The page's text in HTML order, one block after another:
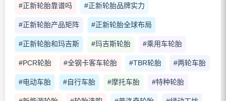
#正新轮胎靠谱吗 #正新轮胎品牌实力
#正新轮胎产品矩阵 #正新轮胎全球布局
#正新轮胎和玛吉斯 #玛吉斯轮胎 #乘用车轮胎
#PCR轮胎 #全钢卡客车轮胎 #TBR轮胎 #两轮车胎
#电动车胎 #自行车胎 #摩托车胎 #特种轮胎